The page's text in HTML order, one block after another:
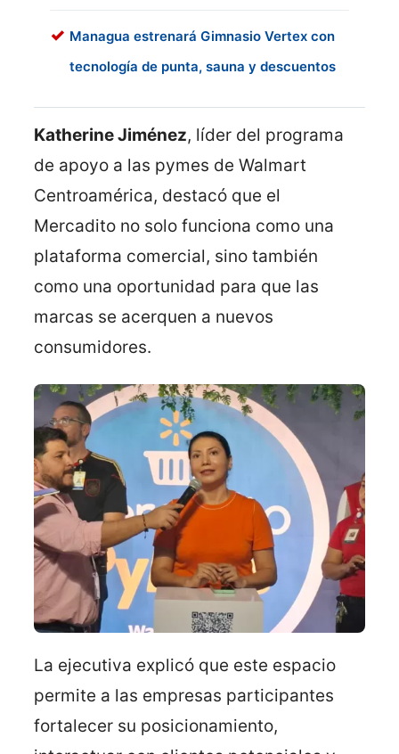
Managua estrenará Gimnasio Vertex con
tecnología de punta, sauna y descuentos
Katherine Jiménez, líder del programa
de apoyo a las pymes de Walmart
Centroamérica, destacó que el
Mercadito no solo funciona como una
plataforma comercial, sino también
como una oportunidad para que las
marcas se acerquen a nuevos
consumidores.
La ejecutiva explicó que este espacio
permite a las empresas participantes
fortalecer su posicionamiento,